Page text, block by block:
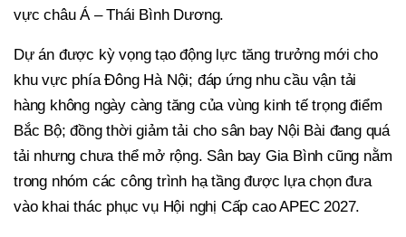
vực châu Á – Thái Bình Dương.
Dự án được kỳ vọng tạo động lực tăng trưởng mới cho
khu vực phía Đông Hà Nội; đáp ứng nhu cầu vận tải
hàng không ngày càng tăng của vùng kinh tế trọng điểm
Bắc Bộ; đồng thời giảm tải cho sân bay Nội Bài đang quá
tải nhưng chưa thể mở rộng. Sân bay Gia Bình cũng nằm
trong nhóm các công trình hạ tầng được lựa chọn đưa
vào khai thác phục vụ Hội nghị Cấp cao APEC 2027.